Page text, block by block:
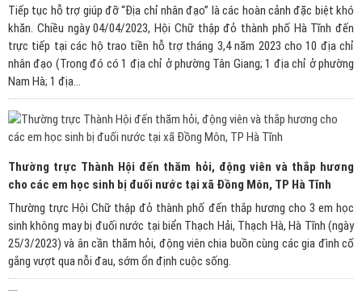
Tiếp tục hỗ trợ giúp đỡ “Địa chỉ nhân đạo” là các hoàn cảnh đặc biệt khó
khăn. Chiều ngày 04/04/2023, Hội Chữ thập đỏ thành phố Hà Tĩnh đến
trực tiếp tại các hộ trao tiền hỗ trợ tháng 3,4 năm 2023 cho 10 địa chỉ
nhân đạo (Trong đó có 1 địa chỉ ở phường Tân Giang; 1 địa chỉ ở phường
Nam Hà; 1 địa...
Thường trực Thành Hội đến thăm hỏi, động viên và thắp hương
cho các em học sinh bị đuối nước tại xã Đồng Môn, TP Hà Tĩnh
Thường trực Hội Chữ thập đỏ thành phố đến thắp hương cho 3 em học
sinh không may bị đuối nước tại biển Thạch Hải, Thạch Hà, Hà Tĩnh (ngày
25/3/2023) và ân cần thăm hỏi, động viên chia buồn cùng các gia đình cố
gắng vượt qua nỗi đau, sớm ổn định cuộc sống.